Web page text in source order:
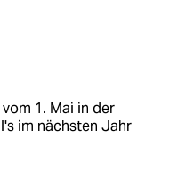
1. Mai in der
im nächsten Jahr